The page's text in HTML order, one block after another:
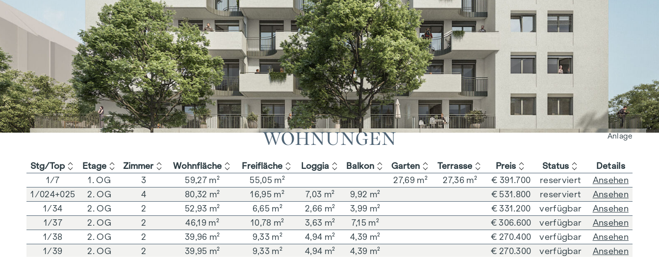
WOHNUNGEN Anlage
Stg/Top Etage Zimmer Wohnfläche Freifläche Loggia Balkon Garten Terrasse Preis Status
Details
1/7
1. OG 3 59,27 m² 55,05 m² 27,69 m² 27,36 m² € 391.700 reserviert
Ansehen
1/024+025
2. OG 4 80,32 m² 16,95 m² 7,03 m² 9,92 m² € 531.800 reserviert
Ansehen
1/34
2. OG 2 52,93 m² 6,65 m² 2,66 m² 3,99 m² € 331.200 verfügbar
Ansehen
1/37
2. OG 2 46,19 m² 10,78 m² 3,63 m² 7,15 m² € 306.600 verfügbar
Ansehen
1/38
2. OG 2 39,96 m² 9,33 m² 4,94 m² 4,39 m² € 270.400 verfügbar
Ansehen
1/39
2. OG 2 39,95 m² 9,33 m² 4,94 m² 4,39 m² € 270.300 verfügbar
Ansehen